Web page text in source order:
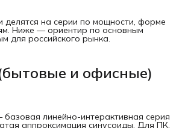
делятся на серии по мощности, форме
Ниже — ориентир по основным
для российского рынка.
и офисные)
линейно-интерактивная серия
аппроксимация синусоиды. Для ПК,